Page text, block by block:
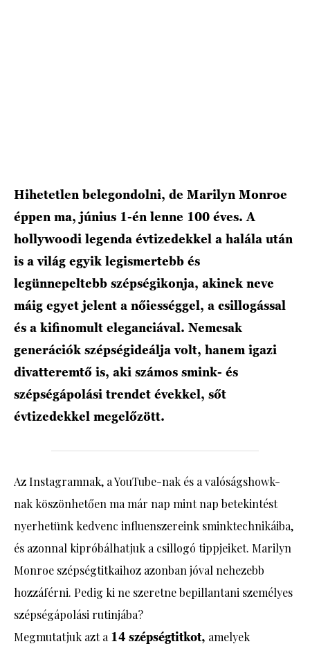
Hihetetlen belegondolni, de Marilyn Monroe
éppen ma, június 1-én lenne 100 éves. A
hollywoodi legenda évtizedekkel a halála után
is a világ egyik legismertebb és
legünnepeltebb szépségikonja, akinek neve
máig egyet jelent a nőiességgel, a csillogással
és a kifinomult eleganciával. Nemcsak
generációk szépségideálja volt, hanem igazi
divatteremtő is, aki számos smink- és
szépségápolási trendet évekkel, sőt
évtizedekkel megelőzött.
Az Instagramnak, a YouTube-nak és a valóságshowk-
nak köszönhetően ma már nap mint nap betekintést
nyerhetünk kedvenc influenszereink sminktechnikáiba,
és azonnal kipróbálhatjuk a csillogó tippjeiket. Marilyn
Monroe szépségtitkaihoz azonban jóval nehezebb
hozzáférni. Pedig ki ne szeretne bepillantani személyes
szépségápolási rutinjába?
Megmutatjuk azt a14 szépségtitkot, amelyek